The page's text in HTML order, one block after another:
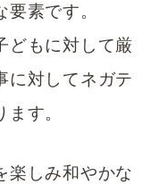
素です。
どもに対して厳
に対してネガテ
す。
楽しみ和やかな